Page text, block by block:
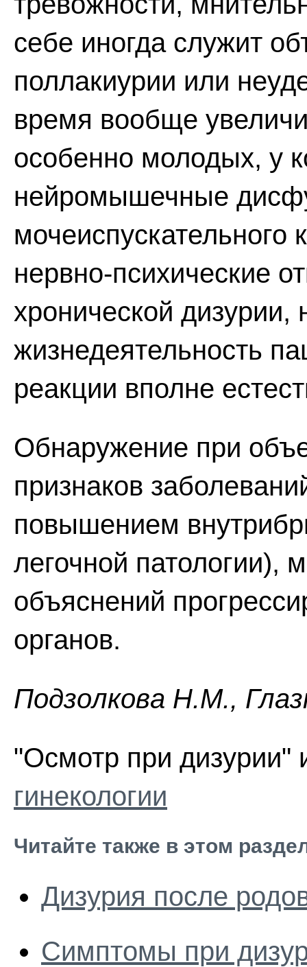
себе иногда служит
поллакиурии или
время вообще
особенно молодых, у
нейромышечные
нервно-психические
хронической
жизнедеятельность
реакции вполне
Обнаружение при
признаков
повышением
легочной патологии),
объяснений
органов.
Пoдзoлкoвa H.M.,
"Осмотр при дизурии"
гинекологии
Читайте также в этом
Дизурия после
Симптомы при